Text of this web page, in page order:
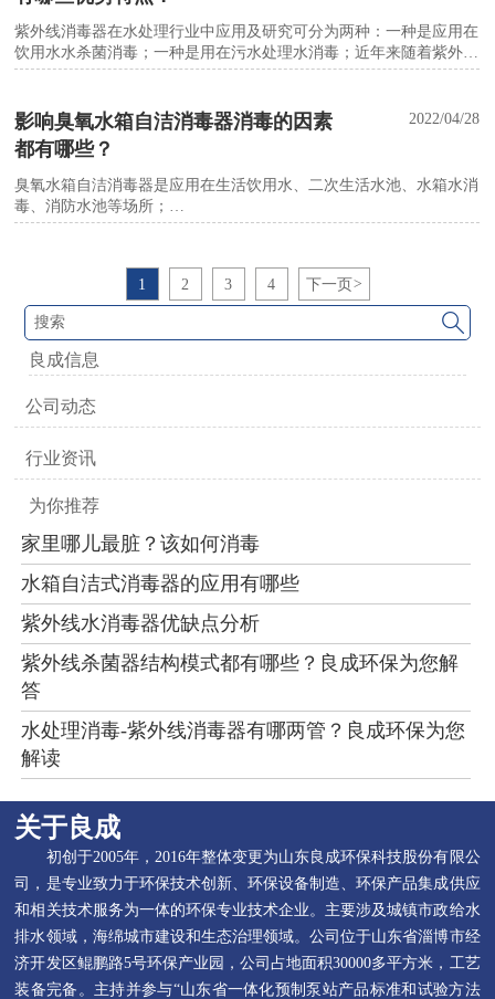
紫外线消毒器在水处理行业中应用及研究可分为两种：一种是应用在
饮用水水杀菌消毒；一种是用在污水处理水消毒；近年来随着紫外线
技术不断提升，国内相关科研者围绕着紫外线消毒的工艺设计、消毒
影响臭氧水箱自洁消毒器消毒的因素
都有哪些？
2022/04/28
臭氧水箱自洁消毒器是应用在生活饮用水、二次生活水池、水箱水消
毒、消防水池等场所；
臭氧是一种光谱杀菌剂，可杀灭细菌繁殖体和芽孢、病毒、真菌等，
水中细菌、病毒还能分解水中的有机物等有害物质，
1
2 3 4 下一页 >

良成信息
公司动态
行业资讯
为你推荐
家里哪儿最脏？该如何消毒
水箱自洁式消毒器的应用有哪些
紫外线水消毒器优缺点分析
紫外线杀菌器结构模式都有哪些？良成环保为您解
答
水处理消毒-紫外线消毒器有哪两管？良成环保为您
解读
关于良成
初创于2005年，2016年整体变更为山东良成环保科技股份有限公
司，是专业致力于环保技术创新、环保设备制造、环保产品集成供应
和相关技术服务为一体的环保专业技术企业。主要涉及城镇市政给水
排水领域，海绵城市建设和生态治理领域。公司位于山东省淄博市经
济开发区鲲鹏路5号环保产业园，公司占地面积30000多平方米，工艺
装备完备。主持并参与“山东省一体化预制泵站产品标准和试验方法